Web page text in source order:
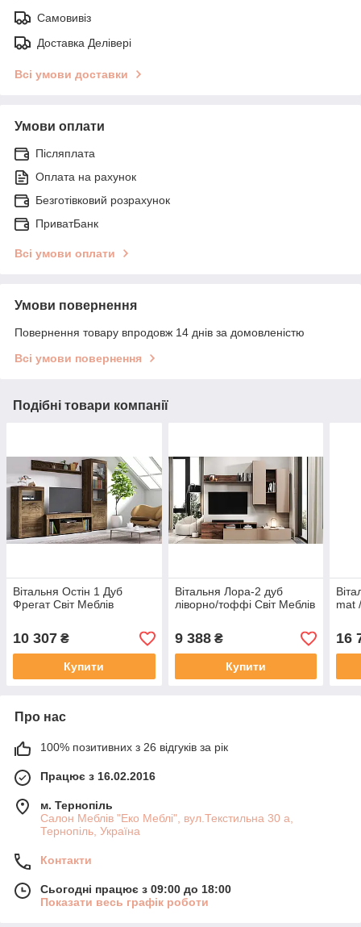
Самовивіз
Доставка Делівері
Всі умови доставки
Умови оплати
Післяплата
Оплата на рахунок
Безготівковий розрахунок
ПриватБанк
Всі умови оплати
Умови повернення
Повернення товару впродовж 14 днів за домовленістю
Всі умови повернення
Подібні товари компанії
Вітальня Остін 1 Дуб
Фрегат Світ Меблів
10 307 ₴
Купити
Вітальня Лора-2 дуб
ліворно/тоффі Світ Меблів
9 388₴
Купити
mat
16
Про нас
100% позитивних з 26 відгуків за рік
Працює з 16.02.2016
м. Тернопіль
Салон Меблів "Еко Меблі", вул.Текстильна 30 а,
Тернопіль, Україна
Контакти
Сьогодні працює з 09:00 до 18:00
Показати весь графік роботи